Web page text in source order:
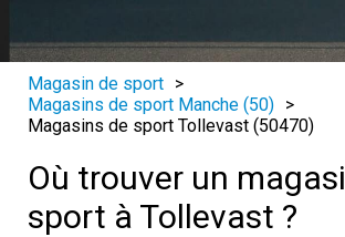
Magasin de sport >
Magasins de sport Manche (50) >
Magasins de sport Tollevast (50470)
Où trouver un
sport à Tollevast ?